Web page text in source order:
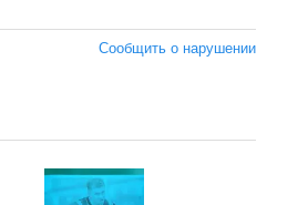
Сообщить о нарушении